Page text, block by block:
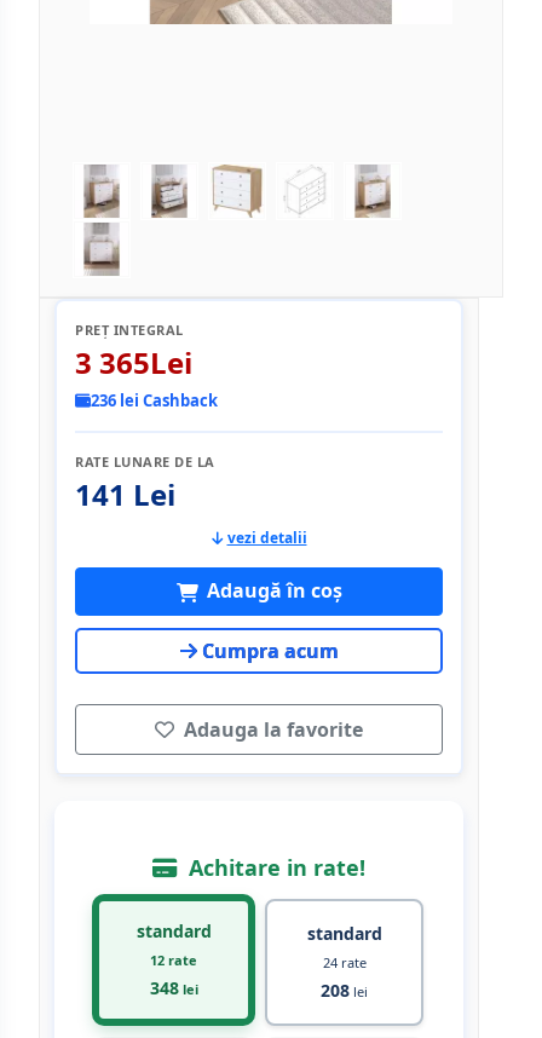
PREȚ INTEGRAL
3 365Lei
236 lei Cashback
RATE LUNARE DE LA
141 Lei
vezi detalii
Adaugă în coș
Cumpra acum
Adauga la favorite
Achitare in rate!
standard
12 rate
348lei
standard
24 rate
208 lei